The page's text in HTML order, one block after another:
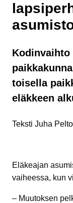
Kodinvaihto
toisella
eläkkeen
Teksti Juha
Eläkeajan
vaiheessa, kun
– Muutoksen